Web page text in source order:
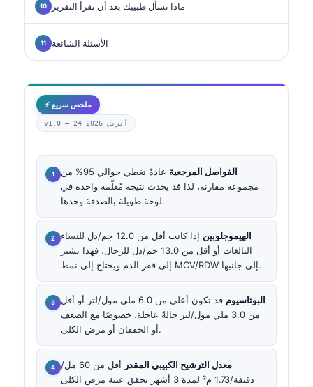
ماذا تسأل طبيبك بعد أن تقرأ التقرير
الأسئلة الشائعة
⚡ ملخص سريع
v1.0 — 24 أبريل 2026
الفواصل المرجعية
عادةً تغطي حوالي 95% من
مجموعة مقارنة، لذا قد يحدث نتيجة مُعلَّمة واحدة في
لوحة طويلة بالصدفة وحدها.
الهيموجلوبين
إذا كانت أقل من 12.0 جم/دل للنساء
البالغات أو أقل من 13.0 جم/دل للرجال، فهذا يشير
إلى فقر الدم ويحتاج إلى نمط MCV/RDW إلى جانبها.
البوتاسيوم
قد تكون أعلى من 6.0 ملي مول/لتر أو أقل
من 3.0 ملي مول/لتر حالةً عاجلة، خصوصًا مع الضعف
أو الخفقان أو مرض الكلى.
معدل الترشيح الكبيبي المقدر
أقل من 60 مل/
دقيقة/1.73 م² لمدة 3 أشهر يحقق عتبة مرض الكلى